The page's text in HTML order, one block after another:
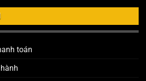
toán